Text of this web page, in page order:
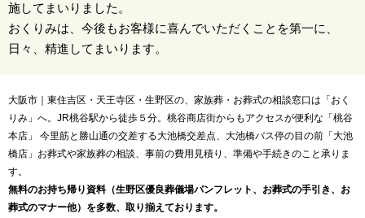
施してまいりました。
おくりみは、今後もお客様に喜んでいただくことを第一に、
日々、精進してまいります。
大阪市｜東住吉区・天王寺区・生野区の、家族葬・お葬式の相談窓口は「おく
りみ」へ。JR桃谷駅から徒歩５分。桃谷商店街からもアクセスが便利な「桃谷
本店」 今里筋と勝山通の交差する大池橋交差点、大池橋バス停の目の前「大池
橋店」お葬式や家族葬の相談、事前の費用見積り、準備や手続きのこと承りま
す。
無料のお持ち帰り資料（生野区優良葬儀場パンフレット、お葬式の手引き、お
葬式のマナー他）を多数、取り揃えております。